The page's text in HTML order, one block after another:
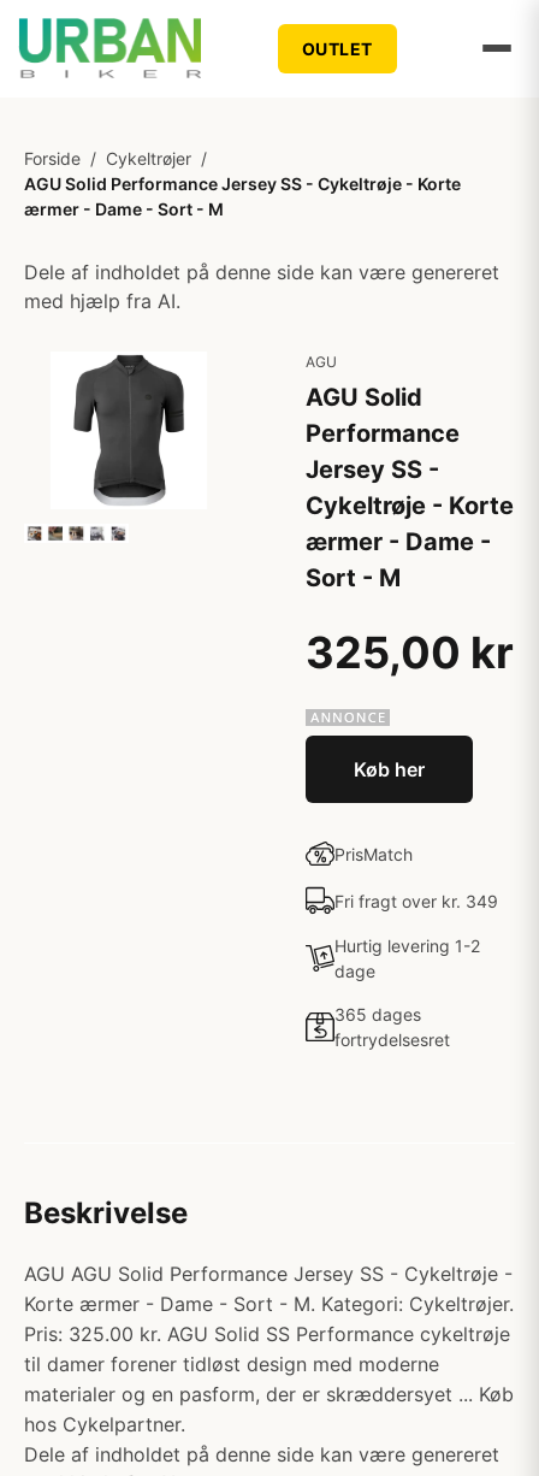
OUTLET
Forside / Cykeltrøjer /
AGU Solid Performance Jersey SS - Cykeltrøje - Korte
ærmer - Dame - Sort - M
Dele af indholdet på denne side kan være genereret
med hjælp fra AI.
AGU
AGU Solid
Performance
Jersey SS -
Cykeltrøje - Korte
ærmer - Dame -
Sort - M
325,00 kr
Køb her
PrisMatch
Fri fragt over kr. 349
Hurtig levering 1-2
dage
365 dages
fortrydelsesret
Beskrivelse
AGU AGU Solid Performance Jersey SS - Cykeltrøje -
Korte ærmer - Dame - Sort - M. Kategori: Cykeltrøjer.
Pris: 325.00 kr. AGU Solid SS Performance cykeltrøje
til damer forener tidløst design med moderne
materialer og en pasform, der er skræddersyet ... Køb
hos Cykelpartner.
Dele af indholdet på denne side kan være genereret